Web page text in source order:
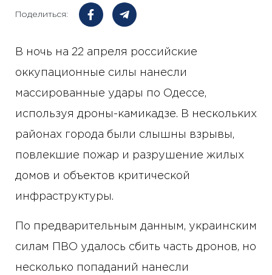
Поделиться:
В ночь на 22 апреля российские
оккупационные силы нанесли
массированные удары по Одессе,
используя дроны-камикадзе. В нескольких
районах города были слышны взрывы,
повлекшие пожар и разрушение жилых
домов и объектов критической
инфраструктуры.
По предварительным данным, украинским
силам ПВО удалось сбить часть дронов, но
несколько попаданий нанесли